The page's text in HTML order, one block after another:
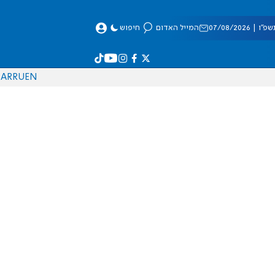
08/2026 המייל האדום חיפוש
EN
RU
AR